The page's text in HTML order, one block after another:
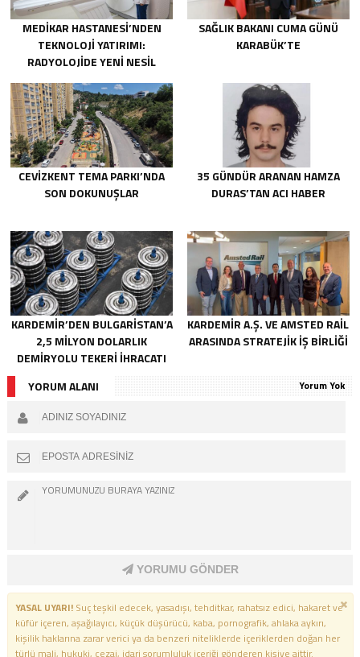
MEDİKAR HASTANESİ’NDEN
TEKNOLOJİ YATIRIMI:
RADYOLOJİDE YENİ NESİL
SAĞLIK BAKANI CUMA GÜNÜ
KARABÜK’TE
CEVİZKENT TEMA PARKI’NDA
SON DOKUNUŞLAR
35 GÜNDÜR ARANAN HAMZA
DURAS’TAN ACI HABER
KARDEMİR’DEN BULGARİSTAN’A
2,5 MİLYON DOLARLIK
DEMİRYOLU TEKERİ İHRACATI
KARDEMİR A.Ş. VE AMSTED RAİL
ARASINDA STRATEJİK İŞ BİRLİĞİ
YORUM ALANI Yorum Yok
YORUMU GÖNDER
YASAL UYARI!Suç teşkil edecek, yasadışı, tehditkar, rahatsız edici, hakaret ve
küfür içeren, aşağılayıcı, küçük düşürücü, kaba, pornografik, ahlaka aykırı,
kişilik haklarına zarar verici ya da benzeri niteliklerde içeriklerden doğan her
türlü mali, hukuki, cezai, idari sorumluluk içeriği gönderen kişiye aittir.